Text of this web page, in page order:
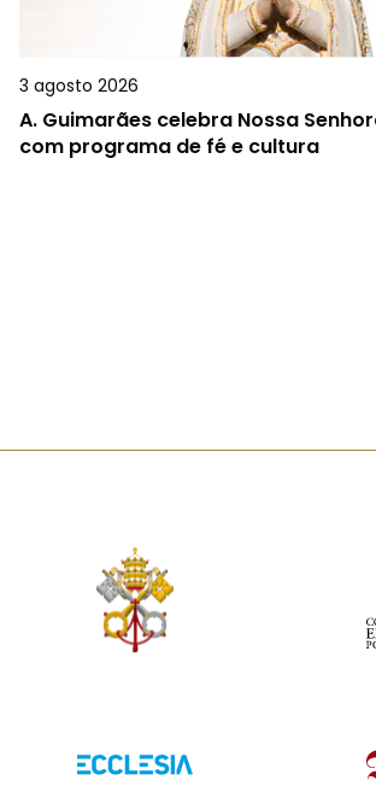
3 agosto 2026
A. Guimarães celebra Nossa
com programa de fé e cultura